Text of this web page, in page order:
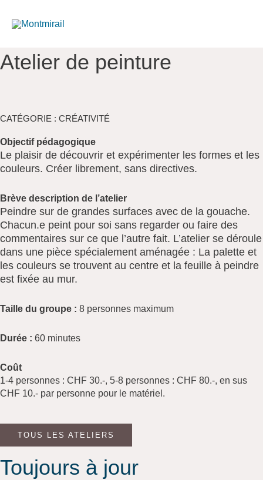
contenu
Atelier de peinture
CATÉGORIE : CRÉATIVITÉ
Objectif pédagogique
Le plaisir de découvrir et expérimenter les formes et les
couleurs. Créer librement, sans directives.
Brève description de l’atelier
Peindre sur de grandes surfaces avec de la gouache.
Chacun.e peint pour soi sans regarder ou faire des
commentaires sur ce que l’autre fait. L’atelier se déroule
dans une pièce spécialement aménagée : La palette et
les couleurs se trouvent au centre et la feuille à peindre
est fixée au mur.
Taille du groupe : 8 personnes maximum
Durée : 60 minutes
Coût
1-4 personnes : CHF 30.-, 5-8 personnes : CHF 80.-, en sus
CHF 10.- par personne pour le matériel.
TOUS LES ATELIERS
Toujours à jour